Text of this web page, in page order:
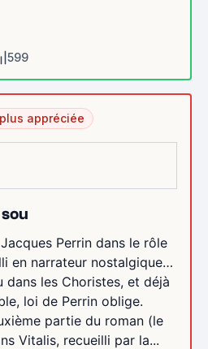
599
appréciée
Perrin dans le rôle
en narrateur nostalgique…
dans les Choristes, et déjà
loi de Perrin oblige.
partie du roman (le
Vitalis, recueilli par la...